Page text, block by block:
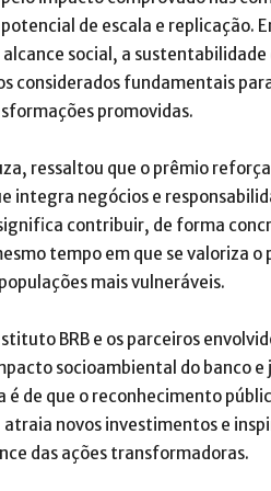
de escala e replicação.
social, a sustentabilidade
considerados fundamentais
promovidas.​
ressaltou que o prêmio
integra negócios e
contribuir, de forma
tempo em que se valoriza o
mais vulneráveis.​
BRB e os parceiros
socioambiental do banco e
de que o reconhecimento
novos investimentos e
das ações transformadoras.